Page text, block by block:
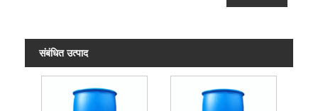
संबंधित उत्पाद